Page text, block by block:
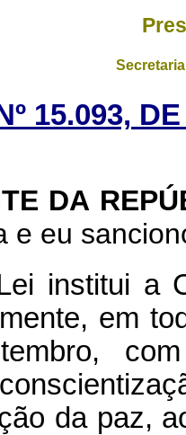
15.093,
DA
e eu
institui a
em
da paz,